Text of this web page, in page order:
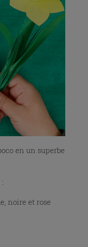
en un superbe
noire et rose